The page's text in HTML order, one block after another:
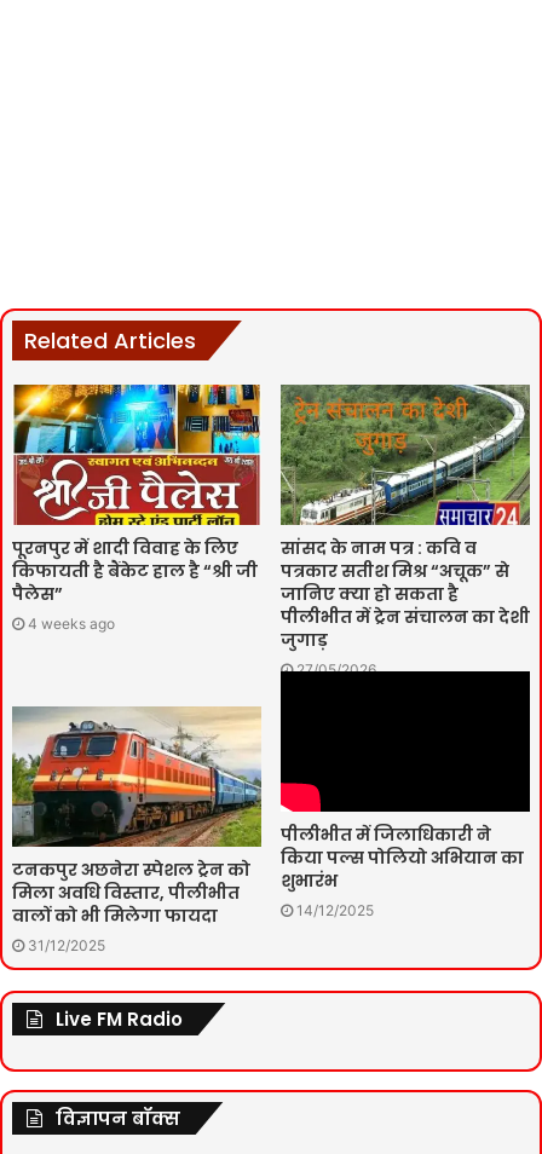
Related Articles
पूरनपुर में शादी विवाह के लिए
किफायती है बैंकेट हाल है “श्री जी
पैलेस”
4 weeks ago
सांसद के नाम पत्र : कवि व
पत्रकार सतीश मिश्र “अचूक” से
जानिए क्या हो सकता है
पीलीभीत में ट्रेन संचालन का देशी
जुगाड़
27/05/2026
टनकपुर अछनेरा स्पेशल ट्रेन को
मिला अवधि विस्तार, पीलीभीत
वालों को भी मिलेगा फायदा
31/12/2025
पीलीभीत में जिलाधिकारी ने
किया पल्स पोलियो अभियान का
शुभारंभ
14/12/2025
Live FM Radio
विज्ञापन बॉक्स